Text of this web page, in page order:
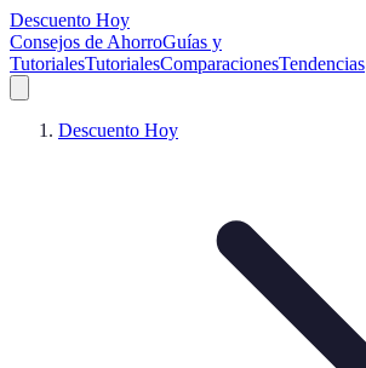
Descuento Hoy
Consejos de AhorroGuías y
TutorialesTutorialesComparacionesTendencias
Descuento Hoy